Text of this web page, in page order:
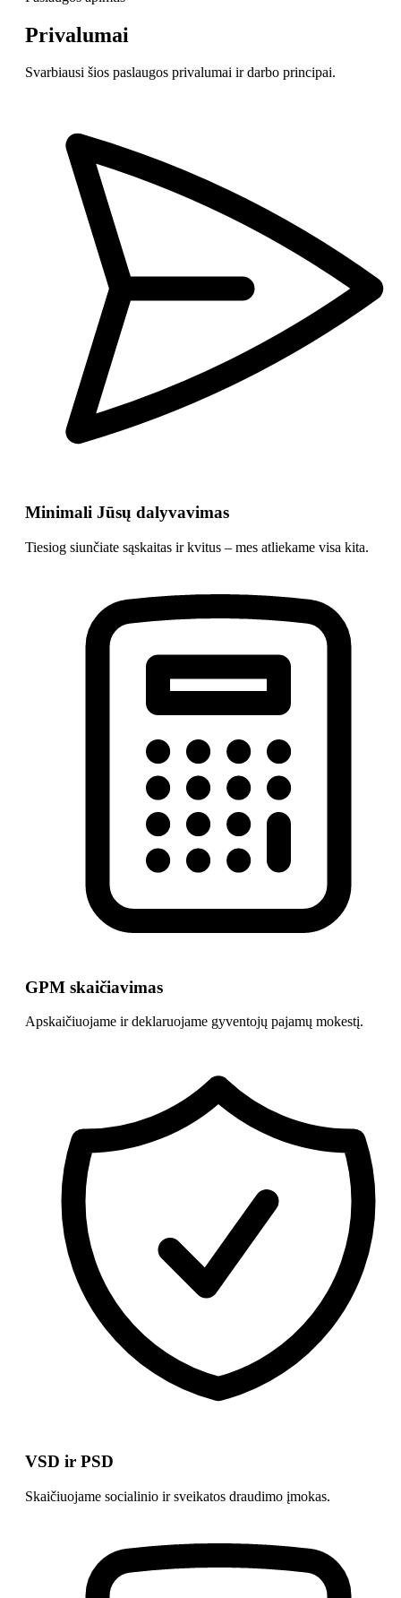
Privalumai
Svarbiausi šios paslaugos privalumai ir darbo principai.
Minimali Jūsų dalyvavimas
Tiesiog siunčiate sąskaitas ir kvitus – mes atliekame visa kita.
GPM skaičiavimas
Apskaičiuojame ir deklaruojame gyventojų pajamų mokestį.
VSD ir PSD
Skaičiuojame socialinio ir sveikatos draudimo įmokas.